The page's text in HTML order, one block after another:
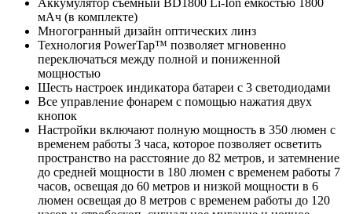
мАч (в комплекте)
Многогранный дизайн оптических линз
Технология PowerTap™ позволяет мгновенно
переключаться между полной и пониженной
мощностью
Шесть настроек индикатора батареи с 3 светодиодами
Все управление фонарем с помощью нажатия двух
кнопок
Настройки включают полную мощность в 350 люмен с
временем работы 3 часа, которое позволяет осветить
пространство на расстояние до 82 метров, и затемнение
до средней мощности в 180 люмен с временем работы 7
часов, освещая до 60 метров и низкой мощности в 6
люмен освещая до 8 метров с временем работы до 120